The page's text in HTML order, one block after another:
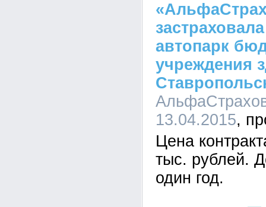
автопарк
учреждения
13.04.2015
Цена
тыс. рублей.
один год.